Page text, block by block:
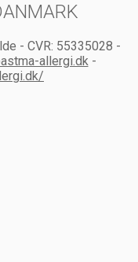
- CVR: 55335028 -
allergi.dk-